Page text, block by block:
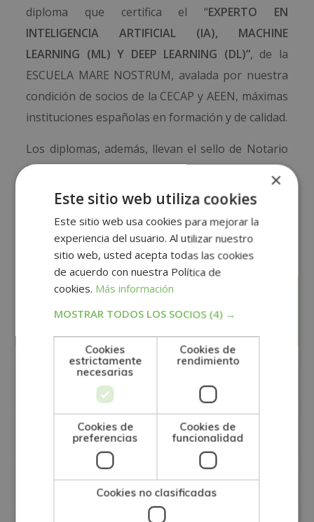
diploma que certifica el “EXPERTO EN
INTELIGENCIA ARTIFICIAL (IA), MACHINE
LEARNING (ML) Y DEEP LEARNING (DL)”, de la
ESCUELA MARE NOSTRUM, avalada por nuestra
condición de socios de la CECAP y AEEN, máximas
instituciones españolas en formación y de calidad.
Los diplomas, además, llevan el sello de Notario
Europeo, que da fe de la validez, contenidos y
autenticidad del título a nivel nacional e
Solicita información
×
Este sitio web utiliza cookies
Este sitio web usa cookies para mejorar la
experiencia del usuario. Al utilizar nuestro
sitio web, usted acepta todas las cookies
de acuerdo con nuestra Política de
cookies. Más información
MOSTRAR TODOS LOS SOCIOS (4) →
Cookies
estrictamente
necesarias
Cookies de
rendimiento
Cookies de
preferencias
Cookies de
funcionalidad
Cookies no clasificadas